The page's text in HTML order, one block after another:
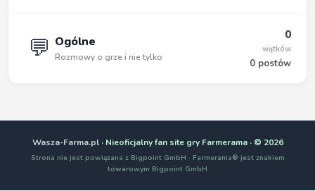
💬 Ogólne
Rozmowy o grze i nie tylko
0
wątków
0 postów
Wasza-Farma.pl· Nieoficjalny fan site gry Farmerama · © 2026
Strona nie jest powiązana z Bigpoint GmbH · Farmerama® jest znakiem
towarowym Bigpoint GmbH